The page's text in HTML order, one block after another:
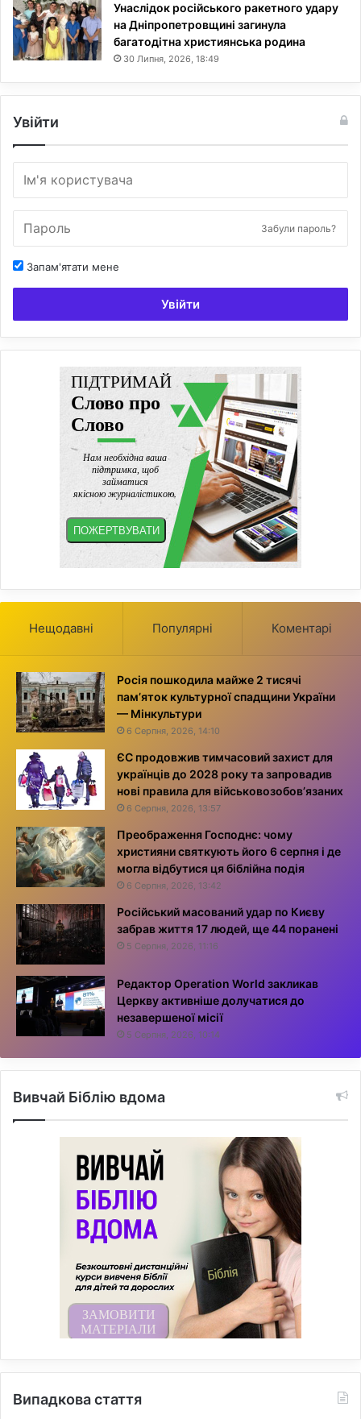
Унаслідок російського ракетного удару
на Дніпропетровщині загинула
багатодітна християнська родина
30 Липня, 2026, 18:49
Увійти
Забули пароль?
Запам'ятати мене
Увійти
Нещодавні Популярні Коментарі
Росія пошкодила майже 2 тисячі
пам’яток культурної спадщини України
— Мінкультури
6 Серпня, 2026, 14:10
ЄС продовжив тимчасовий захист для
українців до 2028 року та запровадив
нові правила для військовозобов’язаних
6 Серпня, 2026, 13:57
Преображення Господнє: чому
християни святкують його 6 серпня і де
могла відбутися ця біблійна подія
6 Серпня, 2026, 13:42
Російський масований удар по Києву
забрав життя 17 людей, ще 44 поранені
5 Серпня, 2026, 11:16
Редактор Operation World закликав
Церкву активніше долучатися до
незавершеної місії
5 Серпня, 2026, 10:14
Вивчай Біблію вдома
Випадкова стаття